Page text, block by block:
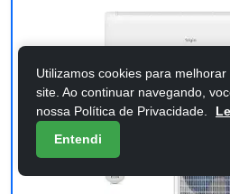
Utilizamos cookies para
site. Ao continuar navegando,
nossa Política de Privacidade.
Entendi